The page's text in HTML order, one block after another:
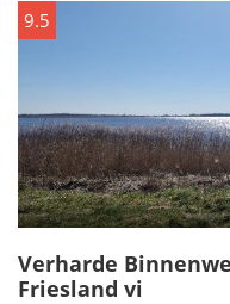
9.5
Verharde
Friesland vi